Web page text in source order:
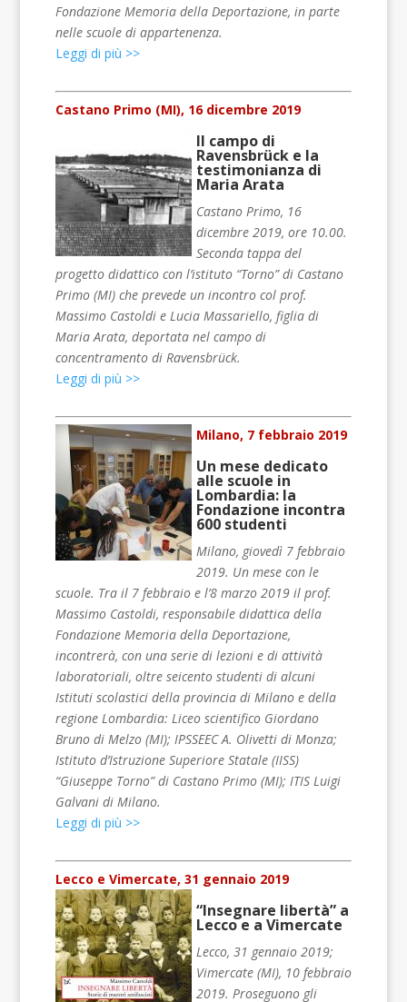
Fondazione Memoria della Deportazione, in parte
nelle scuole di appartenenza.
Leggi di più >>
Castano Primo (MI), 16 dicembre 2019
Il campo di
Ravensbrück e la
testimonianza di
Maria Arata
Castano Primo, 16
dicembre 2019, ore 10.00.
Seconda tappa del
progetto didattico con l’istituto “Torno” di Castano
Primo (MI) che prevede un incontro col prof.
Massimo Castoldi e Lucia Massariello, figlia di
Maria Arata, deportata nel campo di
concentramento di Ravensbrück.
Leggi di più >>
Milano, 7 febbraio 2019
Un mese dedicato
alle scuole in
Lombardia: la
Fondazione incontra
600 studenti
Milano, giovedì 7 febbraio
2019. Un mese con le
scuole. Tra il 7 febbraio e l’8 marzo 2019 il prof.
Massimo Castoldi, responsabile didattica della
Fondazione Memoria della Deportazione,
incontrerà, con una serie di lezioni e di attività
laboratoriali, oltre seicento studenti di alcuni
Istituti scolastici della provincia di Milano e della
regione Lombardia: Liceo scientifico Giordano
Bruno di Melzo (MI); IPSSEEC A. Olivetti di Monza;
Istituto d’Istruzione Superiore Statale (IISS)
“Giuseppe Torno” di Castano Primo (MI); ITIS Luigi
Galvani di Milano.
Leggi di più >>
Lecco e Vimercate, 31 gennaio 2019
“Insegnare libertà” a
Lecco e a Vimercate
Lecco, 31 gennaio 2019;
Vimercate (MI), 10 febbraio
2019. Proseguono gli